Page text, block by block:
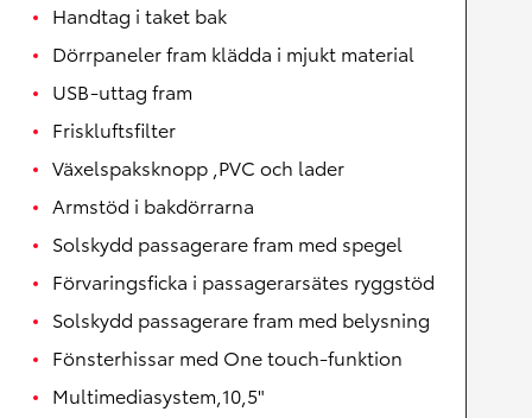
Handtag i taket bak
Dörrpaneler fram klädda i mjukt material
USB-uttag fram
Friskluftsfilter
Växelspaksknopp ,PVC och lader
Armstöd i bakdörrarna
Solskydd passagerare fram med spegel
Förvaringsficka i passagerarsätes ryggstöd
Solskydd passagerare fram med belysning
Fönsterhissar med One touch-funktion
Multimediasystem,10,5"